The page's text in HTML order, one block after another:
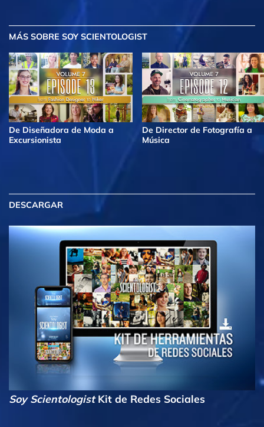
MÁS SOBRE SOY SCIENTOLOGIST
De Diseñadora de Moda a
Excursionista
De Director de Fotografía a
Música
DESCARGAR
Soy ScientologistKit de Redes Sociales